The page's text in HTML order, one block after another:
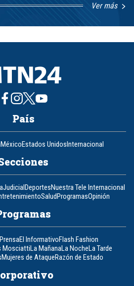
Ver más
País
MéxicoEstados UnidosInternacional
JudicialDeportesNuestra Tele Internacional
SaludProgramasOpinión
El InformativoFlash Fashion
MosciattiLa MañanaLa NocheLa Tarde
Mujeres de AtaqueRazón de Estado